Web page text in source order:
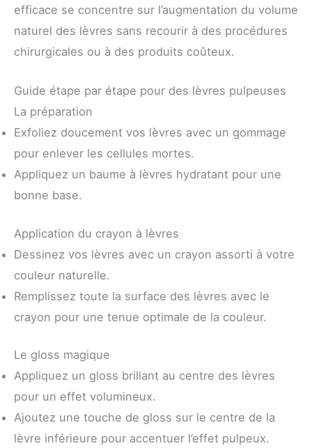
efficace se concentre sur l’augmentation du volume
naturel des lèvres sans recourir à des procédures
chirurgicales ou à des produits coûteux.
Guide étape par étape pour des lèvres pulpeuses
La préparation
Exfoliez doucement vos lèvres avec un gommage
pour enlever les cellules mortes.
Appliquez un baume à lèvres hydratant pour une
bonne base.
Application du crayon à lèvres
Dessinez vos lèvres avec un crayon assorti à votre
couleur naturelle.
Remplissez toute la surface des lèvres avec le
crayon pour une tenue optimale de la couleur.
Le gloss magique
Appliquez un gloss brillant au centre des lèvres
pour un effet volumineux.
Ajoutez une touche de gloss sur le centre de la
lèvre inférieure pour accentuer l’effet pulpeux.